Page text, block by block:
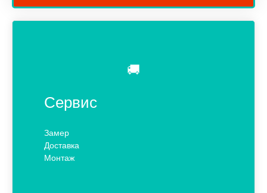
🚚
Сервис
Замер
Доставка
Монтаж